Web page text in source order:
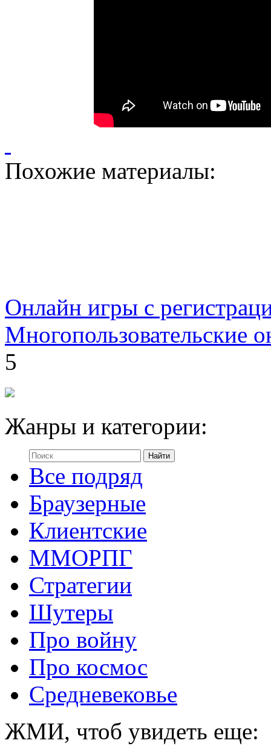
Похожие материалы:
Онлайн игры с
Многопользовательские
5
Жанры и категории:
Все подряд
Браузерные
Клиентские
ММОРПГ
Стратегии
Шутеры
Про войну
Про космос
Средневековье
ЖМИ, чтоб увидеть еще: